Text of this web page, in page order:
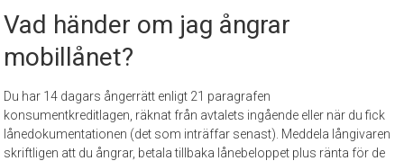
Vad händer om jag ångrar
mobillånet?
Du har 14 dagars ångerrätt enligt 21 paragrafen
konsumentkreditlagen, räknat från avtalets ingående eller när du fick
lånedokumentationen (det som inträffar senast). Meddela långivaren
skriftligen att du ångrar, betala tillbaka lånebeloppet plus ränta för de